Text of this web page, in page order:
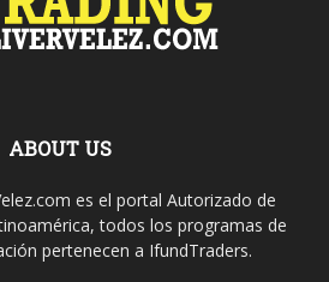
ABOUT US
es el portal Autorizado de
todos los programas de
pertenecen a IfundTraders.